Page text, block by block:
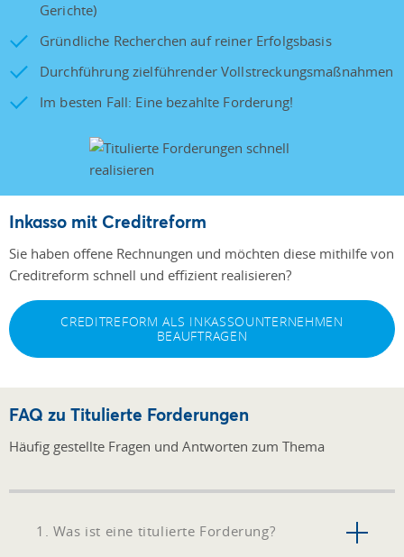
Gerichte)
Gründliche Recherchen auf reiner Erfolgsbasis
Durchführung zielführender Vollstreckungsmaßnahmen
Im besten Fall: Eine bezahlte Forderung!
Inkasso mit Creditreform
Sie haben offene Rechnungen und möchten diese mithilfe von
Creditreform schnell und effizient realisieren?
CREDITREFORM ALS INKASSOUNTERNEHMEN
BEAUFTRAGEN
FAQ zu Titulierte Forderungen
Häufig gestellte Fragen und Antworten zum Thema
1. Was ist eine titulierte Forderung?